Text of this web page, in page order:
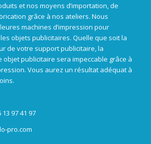
et nos moyens d’importation, de
grâce à nos ateliers. Nous
machines d’impression pour
objets publicitaires. Quelle que soit la
de votre support publicitaire, la
publicitaire sera impeccable grâce à
Vous aurez un résultat adéquat à
13 97 41 97
pro.com